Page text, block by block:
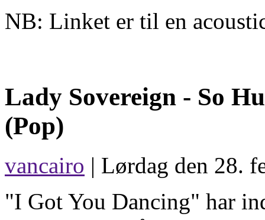
NB: Linket er til en
Lady Sovereign - So
(Pop)
vancairo | Lørdag den 28.
"I Got You Dancing" har